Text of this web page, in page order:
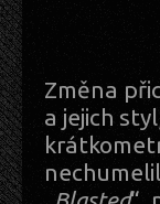
Změna
a jejich